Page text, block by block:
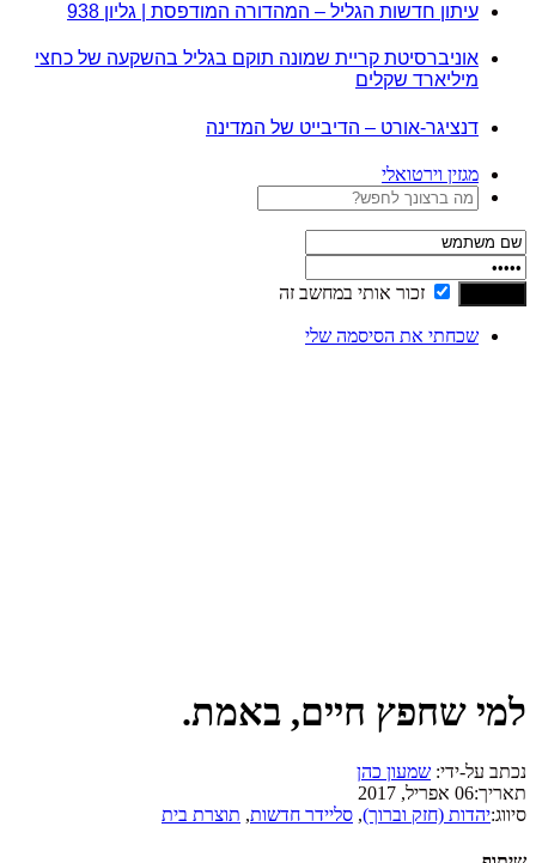
עיתון חדשות הגליל – המהדורה המודפסת | גליון 938
אוניברסיטת קריית שמונה תוקם בגליל בהשקעה של כחצי
מיליארד שקלים
דנציגר-אורט – הדיבייט של המדינה
מגזין וירטואלי
זכור אותי במחשב זה
שכחתי את הסיסמה שלי
למי שחפץ חיים, באמת.
נכתב על-ידי: שמעון כהן
תאריך:06 אפריל, 2017
סיווג:יהדות (חזק וברוך), סליידר חדשות, תוצרת בית